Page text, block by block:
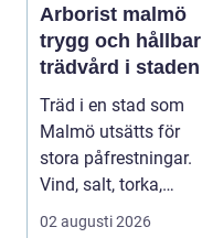
Arborist malmö
trygg och hållbar
trädvård i staden
Träd i en stad som
Malmö utsätts för
stora påfrestningar.
Vind, salt, torka,
markarbeten och
02 augusti 2026